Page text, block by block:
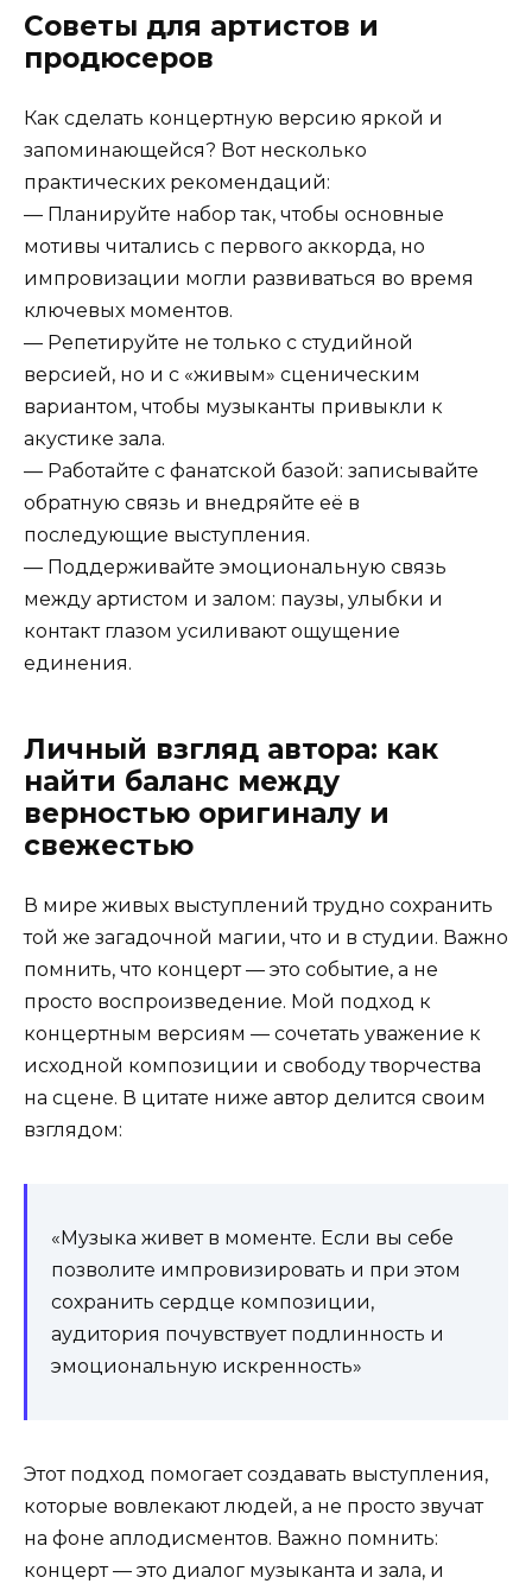
Советы для артистов и
продюсеров
Как сделать концертную версию яркой и
запоминающейся? Вот несколько
практических рекомендаций:
— Планируйте набор так, чтобы основные
мотивы читались с первого аккорда, но
импровизации могли развиваться во время
ключевых моментов.
— Репетируйте не только с студийной
версией, но и с «живым» сценическим
вариантом, чтобы музыканты привыкли к
акустике зала.
— Работайте с фанатской базой: записывайте
обратную связь и внедряйте её в
последующие выступления.
— Поддерживайте эмоциональную связь
между артистом и залом: паузы, улыбки и
контакт глазом усиливают ощущение
единения.
Личный взгляд автора: как
найти баланс между
верностью оригиналу и
свежестью
В мире живых выступлений трудно сохранить
той же загадочной магии, что и в студии. Важно
помнить, что концерт — это событие, а не
просто воспроизведение. Мой подход к
концертным версиям — сочетать уважение к
исходной композиции и свободу творчества
на сцене. В цитате ниже автор делится своим
взглядом:
«Музыка живет в моменте. Если вы себе
позволите импровизировать и при этом
сохранить сердце композиции,
аудитория почувствует подлинность и
эмоциональную искренность»
Этот подход помогает создавать выступления,
которые вовлекают людей, а не просто звучат
на фоне аплодисментов. Важно помнить:
концерт — это диалог музыканта и зала, и